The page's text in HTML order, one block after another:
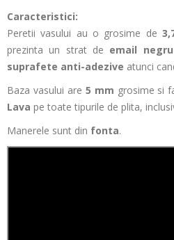
Caracteristici:
Peretii vasului au o grosime de
prezinta un strat de email negru
suprafete anti-adezive atunci
Baza vasului are 5 mm grosime si
Lava pe toate tipurile de plita,
Manerele sunt din fonta.